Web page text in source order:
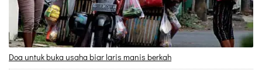
Doa untuk buka usaha biar laris manis berkah